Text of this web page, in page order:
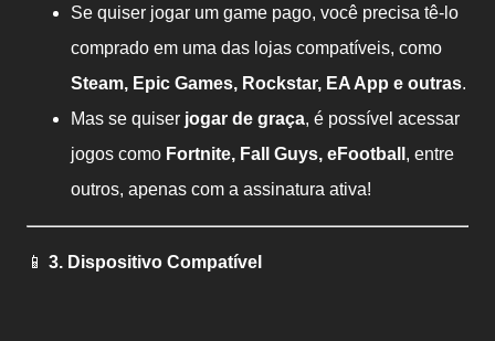
Se quiser jogar um game pago, você precisa tê-lo
comprado em uma das lojas compatíveis, como
Steam, Epic Games, Rockstar, EA App e outras.
Mas se quiser jogar de graça, é possível acessar
jogos como Fortnite, Fall Guys, eFootball , entre
outros, apenas com a assinatura ativa!
📱 3. Dispositivo Compatível